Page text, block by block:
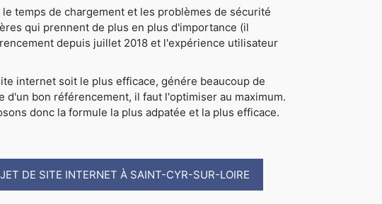
temps de chargement et les problèmes de sécurité
qui prennent de plus en plus d'importance (il
depuis juillet 2018 et l'expérience utilisateur
internet soit le plus efficace, génére beaucoup de
d'un bon référencement, il faut l'optimiser au maximum.
donc la formule la plus adpatée et la plus efficace.
DE SITE INTERNET À SAINT-CYR-SUR-LOIRE